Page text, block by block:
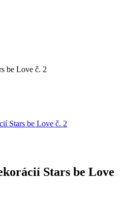
be Love č. 2
Stars be Love č. 2
Stars be Love